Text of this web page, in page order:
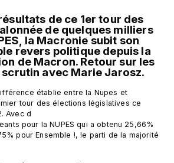
de ce 1er tour des
de quelques milliers
la Macronie subit son
revers politique depuis la
de Macron. Retour sur les
avec Marie Jarosz.
établie entre la Nupes et
tour des élections législatives ce
Avec d
pour la NUPES qui a obtenu 25,66%
pour Ensemble !, le parti de la majorité